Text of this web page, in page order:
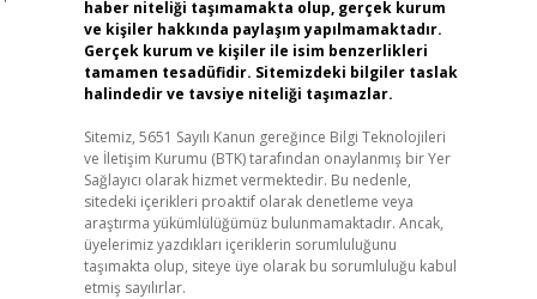
haber niteliği taşımamakta olup, gerçek kurum
ve kişiler hakkında paylaşım yapılmamaktadır.
Gerçek kurum ve kişiler ile isim benzerlikleri
tamamen tesadüfidir. Sitemizdeki bilgiler taslak
halindedir ve tavsiye niteliği taşımazlar.
Sitemiz, 5651 Sayılı Kanun gereğince Bilgi Teknolojileri
ve İletişim Kurumu (BTK) tarafından onaylanmış bir Yer
Sağlayıcı olarak hizmet vermektedir. Bu nedenle,
sitedeki içerikleri proaktif olarak denetleme veya
araştırma yükümlülüğümüz bulunmamaktadır. Ancak,
üyelerimiz yazdıkları içeriklerin sorumluluğunu
taşımakta olup, siteye üye olarak bu sorumluluğu kabul
etmiş sayılırlar.